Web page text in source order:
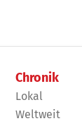
Chronik
Lokal
Weltweit